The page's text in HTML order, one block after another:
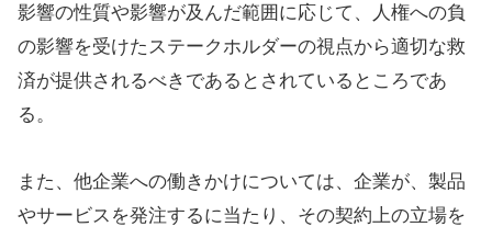
影響の性質や影響が及んだ範囲に応じて、人権への負
の影響を受けたステークホルダーの視点から適切な救
済が提供されるべきであるとされているところであ
る。
また、他企業への働きかけについては、企業が、製品
やサービスを発注するに当たり、その契約上の立場を